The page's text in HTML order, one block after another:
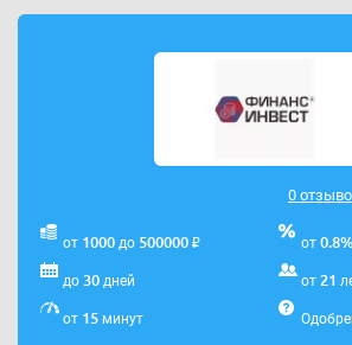
Телефон службы поддержки ООО
0
от 1000 до 500000 ₽ от 0.8%
до 30 дней от 21
от 15 минут